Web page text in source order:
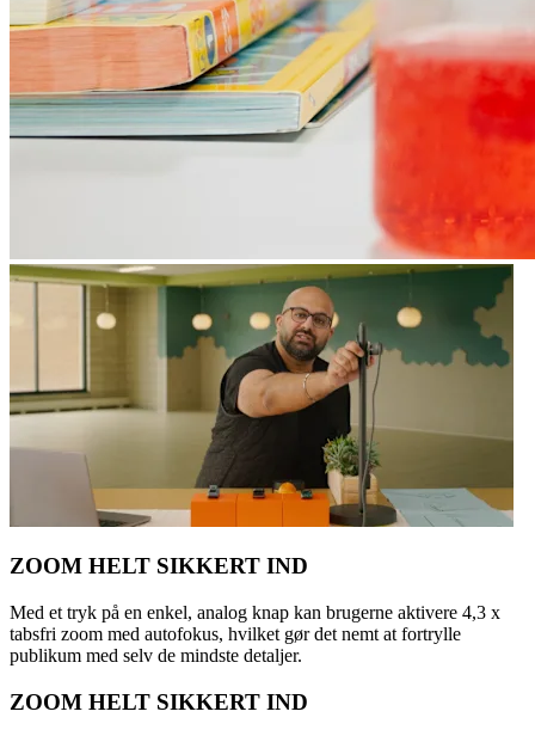
ZOOM HELT SIKKERT IND
Med et tryk på en enkel, analog knap kan brugerne aktivere 4,3 x
tabsfri zoom med autofokus, hvilket gør det nemt at fortrylle
publikum med selv de mindste detaljer.
ZOOM HELT SIKKERT IND